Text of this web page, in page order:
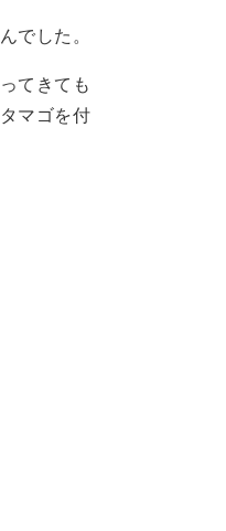
でした。
てきても
マゴを付